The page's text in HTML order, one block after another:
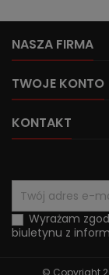
NASZA FIRMA
TWOJE KONTO
KONTAKT
Wyrażam
biuletynu z